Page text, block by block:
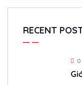
RECENT